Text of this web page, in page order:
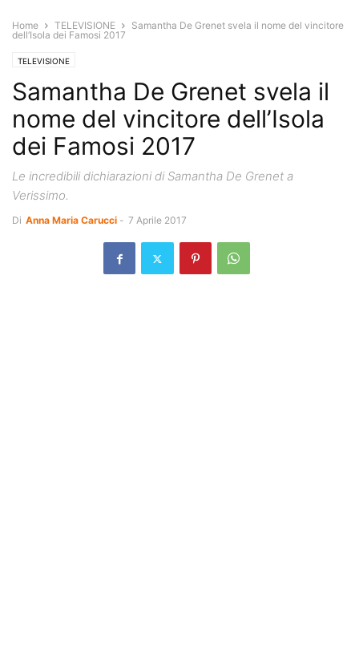
Home TELEVISIONE
Samantha De Grenet svela il nome del vincitore
dell’Isola dei Famosi 2017
TELEVISIONE
Samantha De Grenet svela il
nome del vincitore dell’Isola
dei Famosi 2017
Le incredibili dichiarazioni di Samantha De Grenet a
Verissimo.
Di Anna Maria Carucci - 7 Aprile 2017